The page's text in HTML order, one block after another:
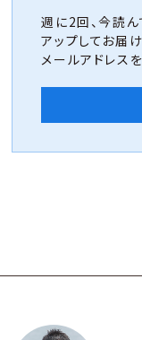
週に2回、今読
アップしてお届
メールアドレス